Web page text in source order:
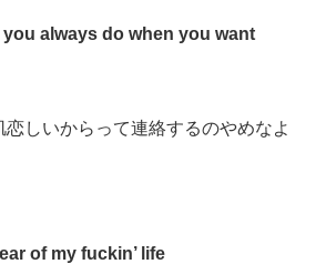
always do when you want
しいからって連絡するのやめなよ
of my fuckin’ life